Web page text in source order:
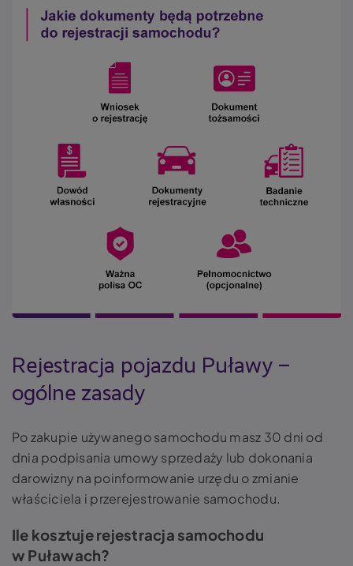
Rejestracja pojazdu Puławy –
ogólne zasady
Po zakupie używanego samochodu masz 30 dni od
dnia podpisania umowy sprzedaży lub dokonania
darowizny na poinformowanie urzędu o zmianie
właściciela i przerejestrowanie samochodu.
Ile kosztuje rejestracja samochodu
w Puławach?